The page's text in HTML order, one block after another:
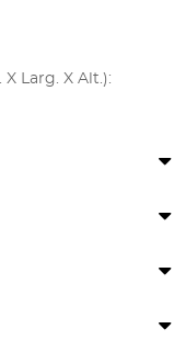
Larg. X Alt.):